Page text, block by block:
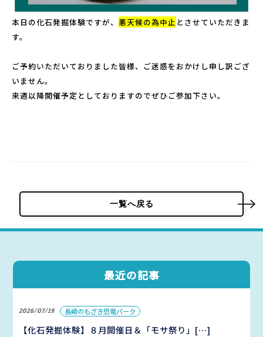
本日の化石発掘体験ですが、 悪天候の為中止 とさせていただきま
す。
ご予約いただいておりました皆様、ご迷惑をおかけし申し訳ござ
いません。
来週以降開催予定としておりますのでぜひご参加下さい。
一覧へ戻る
最近の記事
2026/07/19 長崎のもざき恐竜パーク
【化石発掘体験】８月開催日＆「モサ祭り」[…]